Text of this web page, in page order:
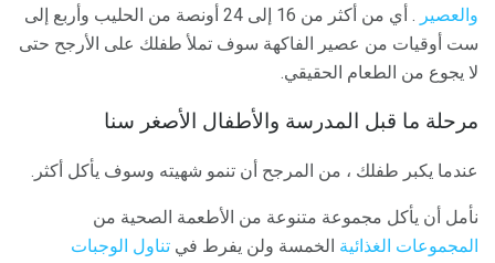
والعصير
. أي من أكثر من 16 إلى 24 أونصة من الحليب وأربع إلى
ست أوقيات من عصير الفاكهة سوف تملأ طفلك على الأرجح حتى
لا يجوع من الطعام الحقيقي.
مرحلة ما قبل المدرسة والأطفال الأصغر سنا
عندما يكبر طفلك ، من المرجح أن تنمو شهيته وسوف يأكل أكثر.
نأمل أن يأكل مجموعة متنوعة من الأطعمة الصحية من
المجموعات الغذائية الخمسة ولن يفرط في تناول الوجبات